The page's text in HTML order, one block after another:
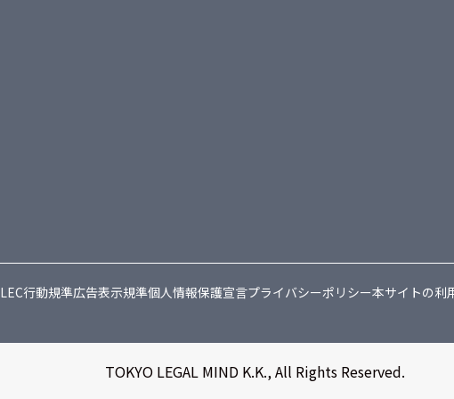
LEC行動規準広告表示規準個人情報保護宣言プライバシーポリシー本サイトの利
TOKYO LEGAL MIND K.K., All Rights Reserved.